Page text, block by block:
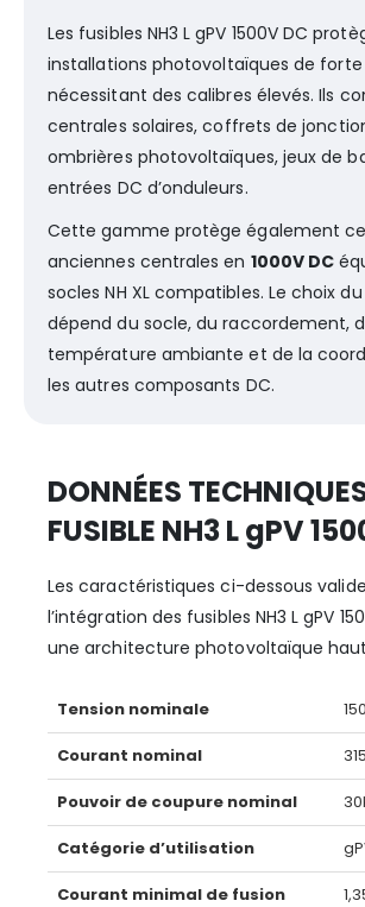
Les fusibles NH3 L gPV 1500V DC
installations photovoltaïques de forte
nécessitant des calibres élevés. Ils
centrales solaires, coffrets de
ombrières photovoltaïques, jeux de
entrées DC d’onduleurs.
Cette gamme protège également
anciennes centrales en 1000V DC
socles NH XL compatibles. Le choix
dépend du socle, du raccordement,
température ambiante et de la
les autres composants DC.
DONNÉES
FUSIBLE NH3 L gPV
Les caractéristiques ci-dessous
l’intégration des fusibles NH3 L gPV
une architecture photovoltaïque
Tension nominale
Courant nominal
Pouvoir de coupure nominal
Catégorie d’utilisation
Courant minimal de fusion